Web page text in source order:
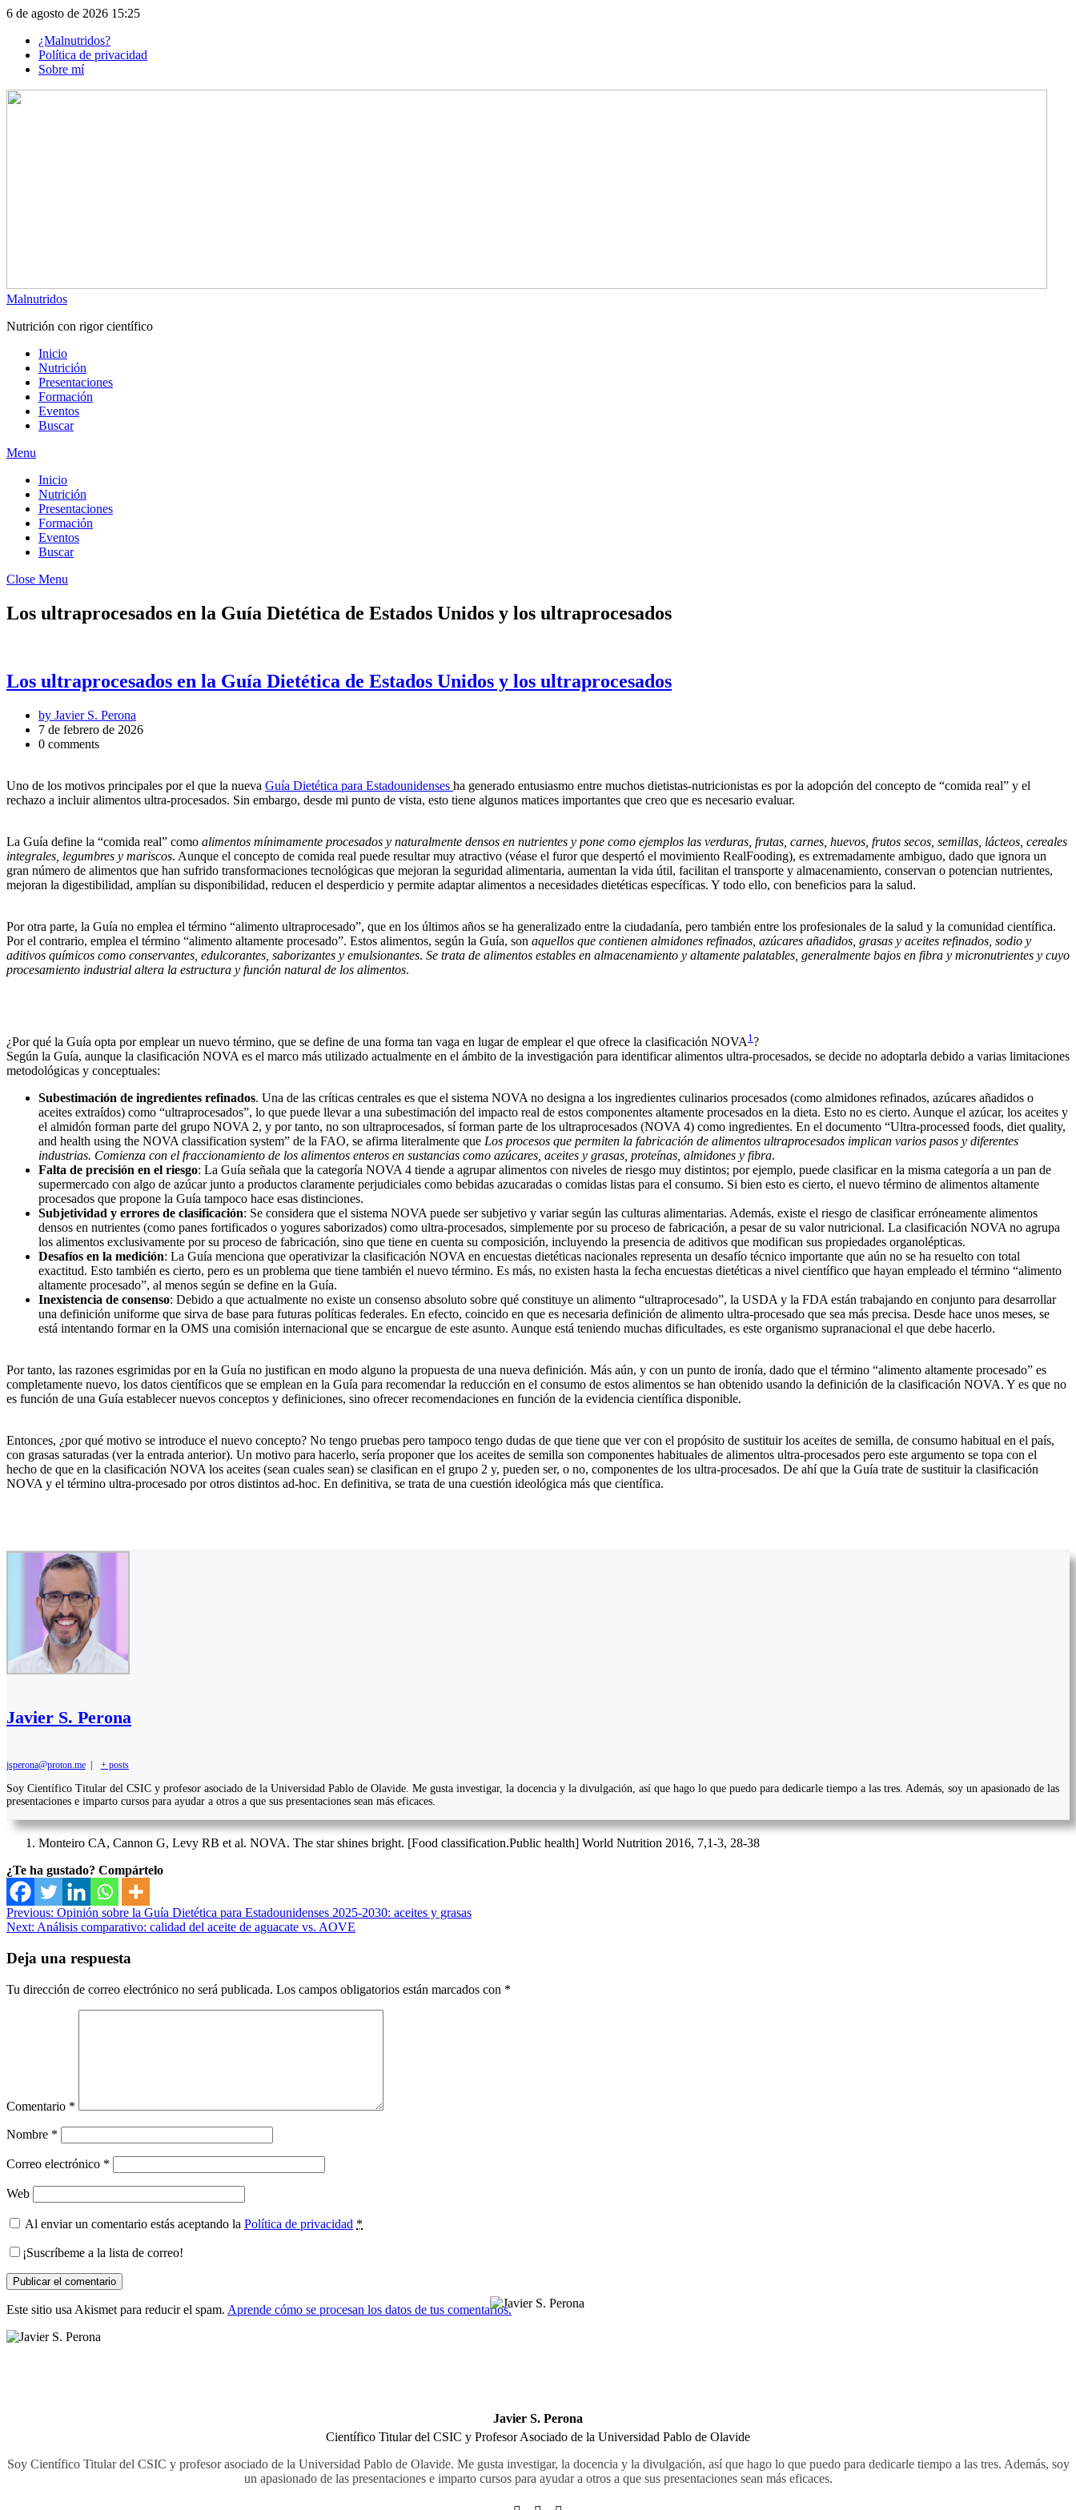
Skip
content
6 de agosto de 2026 15:25
¿Malnutridos?
Política de privacidad
Sobre mí
Malnutridos
Nutrición con rigor científico
Inicio
Nutrición
Presentaciones
Formación
Eventos
Buscar
Menu
Inicio
Nutrición
Presentaciones
Formación
Eventos
Buscar
Close Menu
Los ultraprocesados en la Guía Dietética de Estados Unidos y los ultraprocesados
Los ultraprocesados en la Guía Dietética de Estados Unidos y los ultraprocesados
by Javier S. Perona
7 de febrero de 2026
0 comments
Uno de los motivos principales por el que la nueva Guía Dietética para Estadounidenses ha generado entusiasmo entre muchos dietistas-nutricionistas es por la adopción del concepto de “comida real” y el
rechazo a incluir alimentos ultra-procesados. Sin embargo, desde mi punto de vista, esto tiene algunos matices importantes que creo que es necesario evaluar.
La Guía define la “comida real” como alimentos mínimamente procesados y naturalmente densos en nutrientes y pone como ejemplos las verduras, frutas, carnes, huevos, frutos secos, semillas, lácteos, cereales
integrales, legumbres y mariscos. Aunque el concepto de comida real puede resultar muy atractivo (véase el furor que despertó el movimiento RealFooding), es extremadamente ambiguo, dado que ignora un
gran número de alimentos que han sufrido transformaciones tecnológicas que mejoran la seguridad alimentaria, aumentan la vida útil, facilitan el transporte y almacenamiento, conservan o potencian nutrientes,
mejoran la digestibilidad, amplían su disponibilidad, reducen el desperdicio y permite adaptar alimentos a necesidades dietéticas específicas. Y todo ello, con beneficios para la salud.
Por otra parte, la Guía no emplea el término “alimento ultraprocesado”, que en los últimos años se ha generalizado entre la ciudadanía, pero también entre los profesionales de la salud y la comunidad científica.
Por el contrario, emplea el término “alimento altamente procesado”. Estos alimentos, según la Guía, son aquellos que contienen almidones refinados, azúcares añadidos, grasas y aceites refinados, sodio y
aditivos químicos como conservantes, edulcorantes, saborizantes y emulsionantes. Se trata de alimentos estables en almacenamiento y altamente palatables, generalmente bajos en fibra y micronutrientes y cuyo
procesamiento industrial altera la estructura y función natural de los alimentos.
¿Por qué la Guía opta por emplear un nuevo término, que se define de una forma tan vaga en lugar de emplear el que ofrece la clasificación NOVA 1 ?
Según la Guía, aunque la clasificación NOVA es el marco más utilizado actualmente en el ámbito de la investigación para identificar alimentos ultra-procesados, se decide no adoptarla debido a varias limitaciones
metodológicas y conceptuales:
Subestimación de ingredientes refinados. Una de las críticas centrales es que el sistema NOVA no designa a los ingredientes culinarios procesados (como almidones refinados, azúcares añadidos o
aceites extraídos) como “ultraprocesados”, lo que puede llevar a una subestimación del impacto real de estos componentes altamente procesados en la dieta. Esto no es cierto. Aunque el azúcar, los aceites y
el almidón forman parte del grupo NOVA 2, y por tanto, no son ultraprocesados, sí forman parte de los ultraprocesados (NOVA 4) como ingredientes. En el documento “Ultra-processed foods, diet quality,
and health using the NOVA classification system” de la FAO, se afirma literalmente que Los procesos que permiten la fabricación de alimentos ultraprocesados implican varios pasos y diferentes
industrias. Comienza con el fraccionamiento de los alimentos enteros en sustancias como azúcares, aceites y grasas, proteínas, almidones y fibra.
Falta de precisión en el riesgo: La Guía señala que la categoría NOVA 4 tiende a agrupar alimentos con niveles de riesgo muy distintos; por ejemplo, puede clasificar en la misma categoría a un pan de
supermercado con algo de azúcar junto a productos claramente perjudiciales como bebidas azucaradas o comidas listas para el consumo. Si bien esto es cierto, el nuevo término de alimentos altamente
procesados que propone la Guía tampoco hace esas distinciones.
Subjetividad y errores de clasificación: Se considera que el sistema NOVA puede ser subjetivo y variar según las culturas alimentarias. Además, existe el riesgo de clasificar erróneamente alimentos
densos en nutrientes (como panes fortificados o yogures saborizados) como ultra-procesados, simplemente por su proceso de fabricación, a pesar de su valor nutricional. La clasificación NOVA no agrupa
los alimentos exclusivamente por su proceso de fabricación, sino que tiene en cuenta su composición, incluyendo la presencia de aditivos que modifican sus propiedades organolépticas.
Desafíos en la medición: La Guía menciona que operativizar la clasificación NOVA en encuestas dietéticas nacionales representa un desafío técnico importante que aún no se ha resuelto con total
exactitud. Esto también es cierto, pero es un problema que tiene también el nuevo término. Es más, no existen hasta la fecha encuestas dietéticas a nivel científico que hayan empleado el término “alimento
altamente procesado”, al menos según se define en la Guía.
Inexistencia de consenso: Debido a que actualmente no existe un consenso absoluto sobre qué constituye un alimento “ultraprocesado”, la USDA y la FDA están trabajando en conjunto para desarrollar
una definición uniforme que sirva de base para futuras políticas federales. En efecto, coincido en que es necesaria definición de alimento ultra-procesado que sea más precisa. Desde hace unos meses, se
está intentando formar en la OMS una comisión internacional que se encargue de este asunto. Aunque está teniendo muchas dificultades, es este organismo supranacional el que debe hacerlo.
Por tanto, las razones esgrimidas por en la Guía no justifican en modo alguno la propuesta de una nueva definición. Más aún, y con un punto de ironía, dado que el término “alimento altamente procesado” es
completamente nuevo, los datos científicos que se emplean en la Guía para recomendar la reducción en el consumo de estos alimentos se han obtenido usando la definición de la clasificación NOVA. Y es que no
es función de una Guía establecer nuevos conceptos y definiciones, sino ofrecer recomendaciones en función de la evidencia científica disponible.
Entonces, ¿por qué motivo se introduce el nuevo concepto? No tengo pruebas pero tampoco tengo dudas de que tiene que ver con el propósito de sustituir los aceites de semilla, de consumo habitual en el país,
con grasas saturadas (ver la entrada anterior). Un motivo para hacerlo, sería proponer que los aceites de semilla son componentes habituales de alimentos ultra-procesados pero este argumento se topa con el
hecho de que en la clasificación NOVA los aceites (sean cuales sean) se clasifican en el grupo 2 y, pueden ser, o no, componentes de los ultra-procesados. De ahí que la Guía trate de sustituir la clasificación
NOVA y el término ultra-procesado por otros distintos ad-hoc. En definitiva, se trata de una cuestión ideológica más que científica.
Javier S. Perona
jsperona@proton.me + posts
Soy Científico Titular del CSIC y profesor asociado de la Universidad Pablo de Olavide. Me gusta investigar, la docencia y la divulgación, así que hago lo que puedo para dedicarle tiempo a las tres. Además, soy un apasionado de las
presentaciones e imparto cursos para ayudar a otros a que sus presentaciones sean más eficaces.
Monteiro CA, Cannon G, Levy RB et al. NOVA. The star shines bright. [Food classification.Public health] World Nutrition 2016, 7,1-3, 28-38
¿Te ha gustado? Compártelo
Navegación
de
entradas
Previous: Opinión sobre la Guía Dietética para Estadounidenses 2025-2030: aceites y grasas
Next: Análisis comparativo: calidad del aceite de aguacate vs. AOVE
Deja una respuesta
Tu dirección de correo electrónico no será publicada. Los campos obligatorios están marcados con *
Comentario *
Nombre *
Correo electrónico *
Web
Al enviar un comentario estás aceptando la Política de privacidad *
¡Suscríbeme a la lista de correo!
Este sitio usa Akismet para reducir el spam. Aprende cómo se procesan los datos de tus comentarios.
Javier S. Perona
Científico Titular del CSIC y Profesor Asociado de la Universidad Pablo de Olavide
Soy Científico Titular del CSIC y profesor asociado de la Universidad Pablo de Olavide. Me gusta investigar, la docencia y la divulgación, así que hago lo que puedo para dedicarle tiempo a las tres. Además, soy
un apasionado de las presentaciones e imparto cursos para ayudar a otros a que sus presentaciones sean más eficaces.